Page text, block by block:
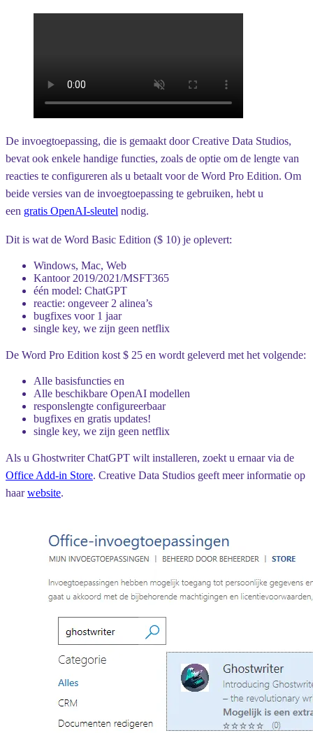
De invoegtoepassing, die is gemaakt door Creative Data Studios,
bevat ook enkele handige functies, zoals de optie om de lengte van
reacties te configureren als u betaalt voor de Word Pro Edition. Om
beide versies van de invoegtoepassing te gebruiken, hebt u
een gratis OpenAI-sleutel nodig.
Dit is wat de Word Basic Edition ($ 10) je oplevert:
Windows, Mac, Web
Kantoor 2019/2021/MSFT365
één model: ChatGPT
reactie: ongeveer 2 alinea’s
bugfixes voor 1 jaar
single key, we zijn geen netflix
De Word Pro Edition kost $ 25 en wordt geleverd met het volgende:
Alle basisfuncties en
Alle beschikbare OpenAI modellen
responslengte configureerbaar
bugfixes en gratis updates!
single key, we zijn geen netflix
Als u Ghostwriter ChatGPT wilt installeren, zoekt u ernaar via de
Office Add-in Store. Creative Data Studios geeft meer informatie op
haarwebsite.